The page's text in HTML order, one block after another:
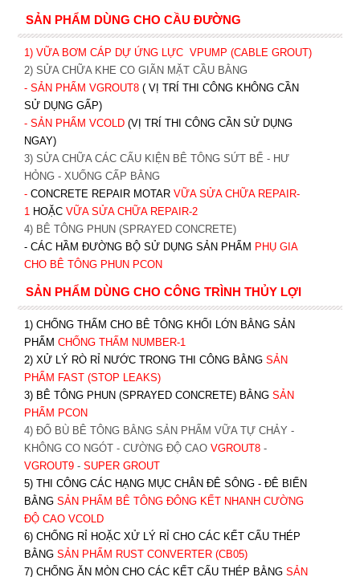
SẢN PHẨM DÙNG CHO CẦU ĐƯỜNG
1) VỮA BƠM CÁP DỰ ỨNG LỰC VPUMP (CABLE GROUT)
2) SỬA CHỮA KHE CO GIÃN MẶT CẦU BẰNG
- SẢN PHẨM VGROUT8 ( VỊ TRÍ THI CÔNG KHÔNG CẦN
SỬ DỤNG GẤP)
- SẢN PHẨM VCOLD (VỊ TRÍ THI CÔNG CẦN SỬ DỤNG
NGAY)
3) SỬA CHỮA CÁC CẤU KIỆN BÊ TÔNG SỨT BỂ - HƯ
HỎNG - XUỐNG CẤP BẰNG
- CONCRETE REPAIR MOTAR VỮA SỬA CHỮA REPAIR-
1 HOẶC VỮA SỬA CHỮA REPAIR-2
4) BÊ TÔNG PHUN (SPRAYED CONCRETE)
- CÁC HẦM ĐƯỜNG BỘ SỬ DỤNG SẢN PHẨM PHỤ GIA
CHO BÊ TÔNG PHUN PCON
SẢN PHẨM DÙNG CHO CÔNG TRÌNH THỦY LỢI
1) CHỐNG THẤM CHO BÊ TÔNG KHỐI LỚN BẰNG SẢN
PHẨM CHỐNG THẤM NUMBER-1
2) XỬ LÝ RÒ RỈ NƯỚC TRONG THI CÔNG BẰNG SẢN
PHẨM FAST (STOP LEAKS)
3) BÊ TÔNG PHUN (SPRAYED CONCRETE) BẰNG SẢN
PHẨM PCON
4) ĐỔ BÙ BÊ TÔNG BẰNG SẢN PHẨM VỮA TỰ CHẢY -
KHÔNG CO NGÓT - CƯỜNG ĐỘ CAO VGROUT8-
VGROUT9- SUPER GROUT
5) THI CÔNG CÁC HẠNG MỤC CHÂN ĐÊ SÔNG - ĐÊ BIỂN
BẰNG SẢN PHẨM BÊ TÔNG ĐÔNG KẾT NHANH CƯỜNG
ĐỘ CAO VCOLD
6) CHỐNG RỈ HOẶC XỬ LÝ RỈ CHO CÁC KẾT CẤU THÉP
BẰNG SẢN PHẨM RUST CONVERTER (CB05)
7) CHỐNG ĂN MÒN CHO CÁC KẾT CẤU THÉP BẰNG SẢN